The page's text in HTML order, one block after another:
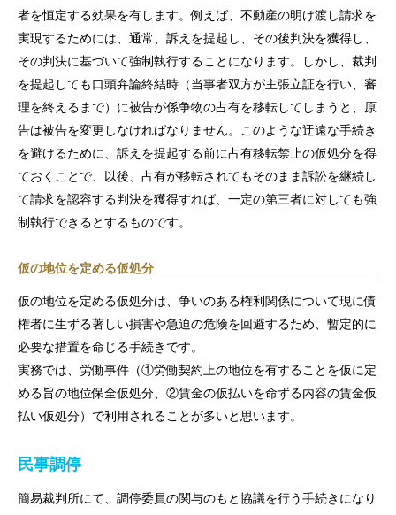
者を恒定する効果を有します。例えば、不動産の明け渡し請求を
実現するためには、通常、訴えを提起し、その後判決を獲得し、
その判決に基づいて強制執行することになります。しかし、裁判
を提起しても口頭弁論終結時（当事者双方が主張立証を行い、審
理を終えるまで）に被告が係争物の占有を移転してしまうと、原
告は被告を変更しなければなりません。このような迂遠な手続き
を避けるために、訴えを提起する前に占有移転禁止の仮処分を得
ておくことで、以後、占有が移転されてもそのまま訴訟を継続し
て請求を認容する判決を獲得すれば、一定の第三者に対しても強
制執行できるとするものです。
仮の地位を定める仮処分
仮の地位を定める仮処分は、争いのある権利関係について現に債
権者に生ずる著しい損害や急迫の危険を回避するため、暫定的に
必要な措置を命じる手続きです。
実務では、労働事件（①労働契約上の地位を有することを仮に定
める旨の地位保全仮処分、②賃金の仮払いを命ずる内容の賃金仮
払い仮処分）で利用されることが多いと思います。
民事調停
簡易裁判所にて、調停委員の関与のもと協議を行う手続きになり